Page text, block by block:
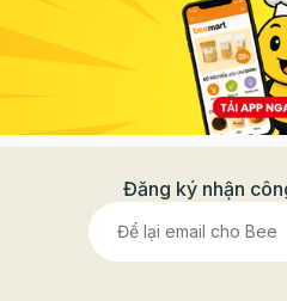
Đăng ký nhận